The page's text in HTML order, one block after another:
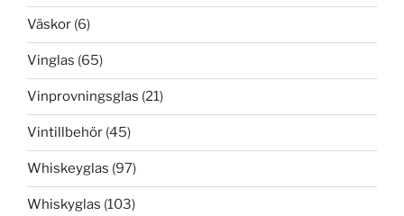
Väskor (6)
Vinglas (65)
Vinprovningsglas (21)
Vintillbehör (45)
Whiskeyglas (97)
Whiskyglas (103)